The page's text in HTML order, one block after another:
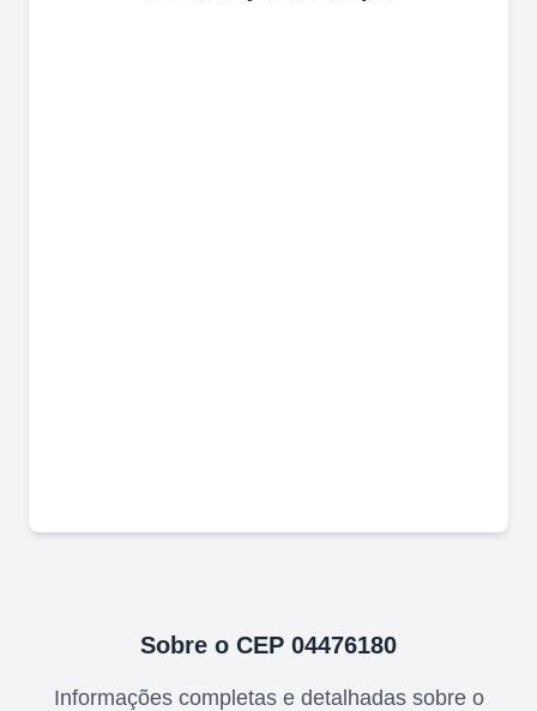
Sobre o CEP 04476180
Informações completas e detalhadas sobre o